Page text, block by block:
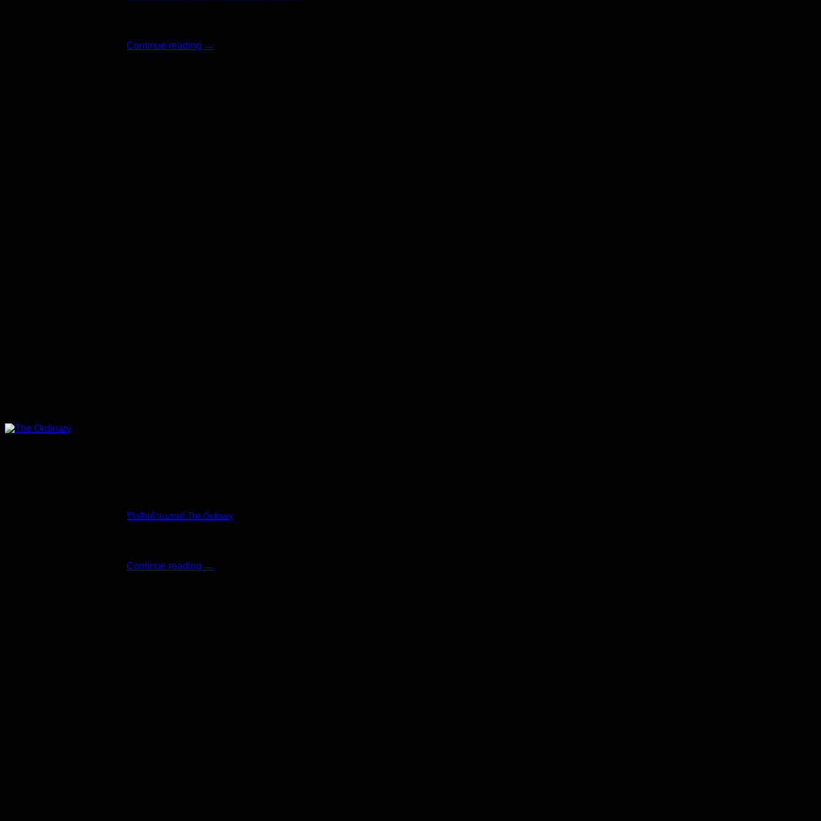
Continue reading →
รีวิวสินค้าแบรนด์ The Ordinary
Continue reading →